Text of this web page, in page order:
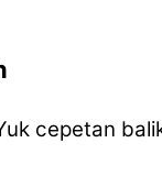
cepetan